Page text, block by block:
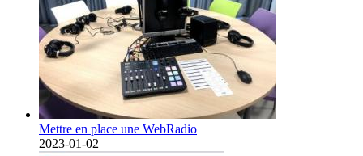
Mettre en place une WebRadio
2023-01-02